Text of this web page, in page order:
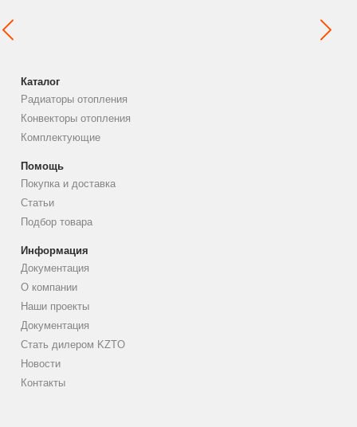
Каталог
Радиаторы отопления
Конвекторы отопления
Комплектующие
Помощь
Покупка и доставка
Статьи
Подбор товара
Информация
Документация
О компании
Наши проекты
Документация
Стать дилером KZTO
Новости
Контакты